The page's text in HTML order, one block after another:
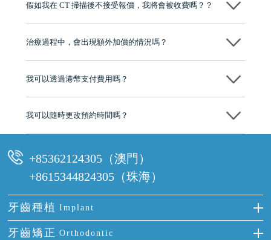
牌」、「2025香港企業領袖品牌」，是諾貝爾種植系統全球放心植牙中
至今已服務超過三十個國家和地區的顧客，受到粵港澳大灣區及周邊城
有咨詢及服務保障中心，有任何問題都可以隨時預約免費咨詢，讓人十
假如我在 CT 掃描後不接受報價，我將會被收費嗎？？
治療過程中，會出現額外加價的情況嗎？
我可以透過港幣支付費用嗎？
可以。維港口腔會按照當日匯率轉算收取費用，而匯率會及時告知客人
我可以隨時更改預約時間嗎？
+85362124305（澳門）
+8615344824305（珠海）
牙齒種植 Implant
種牙
牙齒矯正 Orthodontic